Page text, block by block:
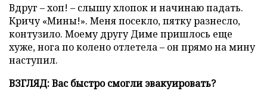
Вдруг – хоп! – слышу хлопок и начинаю падать.
Кричу «Мины!». Меня посекло, пятку разнесло,
контузило. Моему другу Диме пришлось еще
хуже, нога по колено отлетела – он прямо на мину
наступил.
ВЗГЛЯД: Вас быстро смогли эвакуировать?